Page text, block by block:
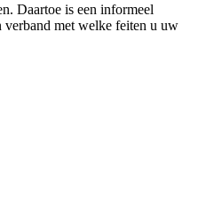
Daartoe is een informeel
met welke feiten u uw